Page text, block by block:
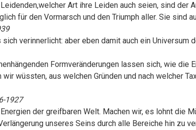
Art ihre Leiden auch seien, sind der
für den Vormarsch und den Triumph aller. Sie sind
verinnerlicht: aber eben damit auch ein Universum
Formveränderungen lassen sich, wie
wüssten, aus welchen Gründen und nach welcher
1927
der greifbaren Welt. Machen wir, es lohnt die
unseres Seins durch alle Bereiche hin zu